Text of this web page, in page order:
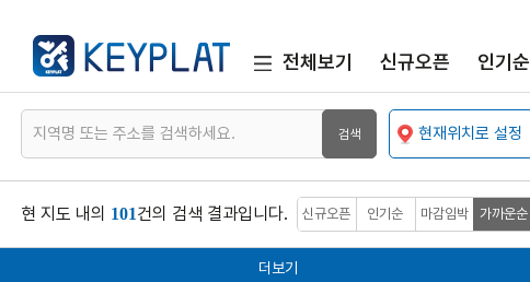
전체보기 신규오픈 인기순
현재위치로 설정
현 지도 내의 101건의 검색 결과입니다. 신규오픈 인기순 마감임박 가까운순
더보기